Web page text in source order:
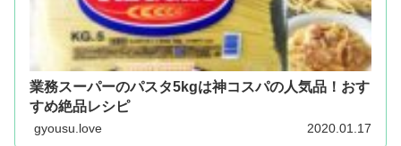
業務スーパーのパスタ5kgは神コスパの人気品！おす
すめ絶品レシピ
gyousu.love 2020.01.17